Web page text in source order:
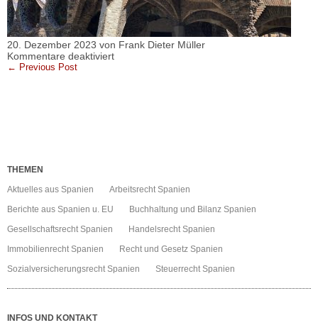
20. Dezember 2023 von Frank Dieter Müller
Kommentare deaktiviertfür
← Previous Post
THEMEN
Aktuelles aus Spanien
Arbeitsrecht Spanien
Berichte aus Spanien u. EU
Buchhaltung und Bilanz Spanien
Gesellschaftsrecht Spanien
Handelsrecht Spanien
Immobilienrecht Spanien
Recht und Gesetz Spanien
Sozialversicherungsrecht Spanien
Steuerrecht Spanien
INFOS UND KONTAKT